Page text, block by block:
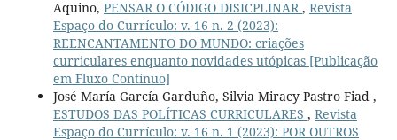
Aquino, PENSAR O CÓDIGO DISICPLINAR, Revista
Espaço do Currículo: v. 16 n. 2 (2023):
REENCANTAMENTO DO MUNDO: criações
curriculares enquanto novidades utópicas [Publicação
em Fluxo Contínuo]
José María García Garduño, Silvia Miracy Pastro Fiad ,
ESTUDOS DAS POLÍTICAS CURRICULARES , Revista
Espaço do Currículo: v. 16 n. 1 (2023): POR OUTROS